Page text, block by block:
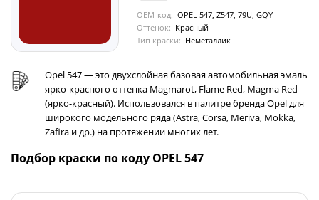
OEM-код: OPEL 547, Z547, 79U, GQY
Оттенок: Красный
Тип краски: Неметаллик
Opel 547 — это двухслойная базовая автомобильная эмаль
ярко-красного оттенка Magmarot, Flame Red, Magma Red
(ярко-красный). Использовался в палитре бренда Opel для
широкого модельного ряда (Astra, Corsa, Meriva, Mokka,
Zafira и др.) на протяжении многих лет.
Подбор краски по коду OPEL 547